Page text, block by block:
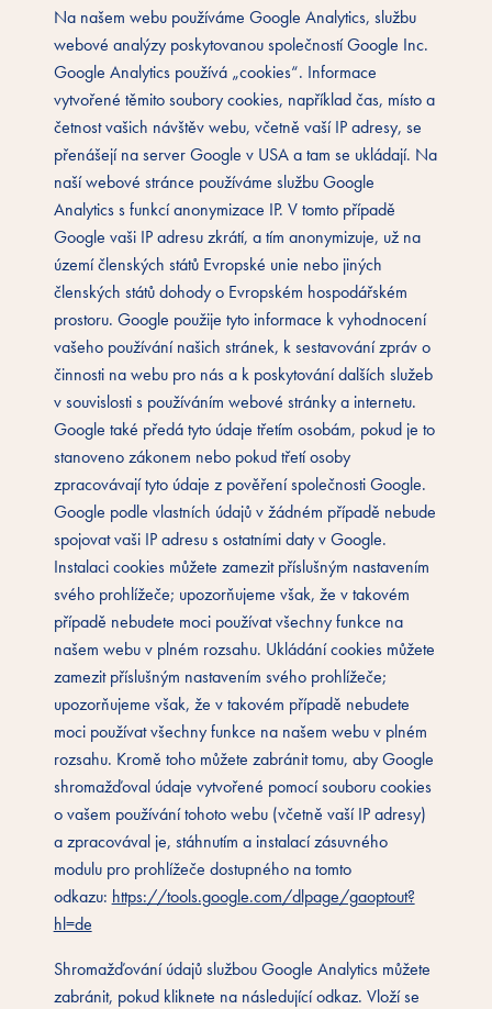
Na našem webu používáme Google Analytics, službu
webové analýzy poskytovanou společností Google Inc.
Google Analytics používá „cookies“. Informace
vytvořené těmito soubory cookies, například čas, místo a
četnost vašich návštěv webu, včetně vaší IP adresy, se
přenášejí na server Google v USA a tam se ukládají. Na
naší webové stránce používáme službu Google
Analytics s funkcí anonymizace IP. V tomto případě
Google vaši IP adresu zkrátí, a tím anonymizuje, už na
území členských států Evropské unie nebo jiných
členských států dohody o Evropském hospodářském
prostoru. Google použije tyto informace k vyhodnocení
vašeho používání našich stránek, k sestavování zpráv o
činnosti na webu pro nás a k poskytování dalších služeb
v souvislosti s používáním webové stránky a internetu.
Google také předá tyto údaje třetím osobám, pokud je to
stanoveno zákonem nebo pokud třetí osoby
zpracovávají tyto údaje z pověření společnosti Google.
Google podle vlastních údajů v žádném případě nebude
spojovat vaši IP adresu s ostatními daty v Google.
Instalaci cookies můžete zamezit příslušným nastavením
svého prohlížeče; upozorňujeme však, že v takovém
případě nebudete moci používat všechny funkce na
našem webu v plném rozsahu. Ukládání cookies můžete
zamezit příslušným nastavením svého prohlížeče;
upozorňujeme však, že v takovém případě nebudete
moci používat všechny funkce na našem webu v plném
rozsahu. Kromě toho můžete zabránit tomu, aby Google
shromažďoval údaje vytvořené pomocí souboru cookies
o vašem používání tohoto webu (včetně vaší IP adresy)
a zpracovával je, stáhnutím a instalací zásuvného
modulu pro prohlížeče dostupného na tomto
odkazu: https://tools.google.com/dlpage/gaoptout?
hl=de
Shromažďování údajů službou Google Analytics můžete
zabránit, pokud kliknete na následující odkaz. Vloží se